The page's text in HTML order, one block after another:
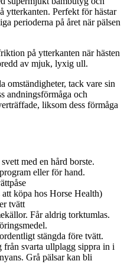
ytterkanten. Perfekt för hästar
perioderna på året när pälsen
på ytterkanten när hästen
av mjuk, lyxig ull.
omständigheter, tack vare sin
andningsförmåga och
liksom dess förmåga
med en hård borste.
eller för hand.
köpa hos Horse Health)
tvätt
Får aldrig torktumlas.
stängda före tvätt.
svarta ullplagg sippra in i
Grå pälsar kan bli